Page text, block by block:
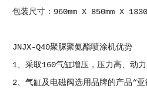
包装尺寸：960mm X 850mm X
JNJX-Q40聚脲聚氨酯喷涂机优势
1、采取160气缸增压，压力高、动力
2、气缸及电磁阀选用品牌的产品“亚